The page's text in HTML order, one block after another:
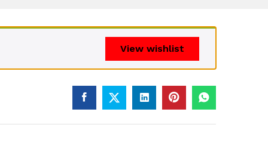
View wishlist